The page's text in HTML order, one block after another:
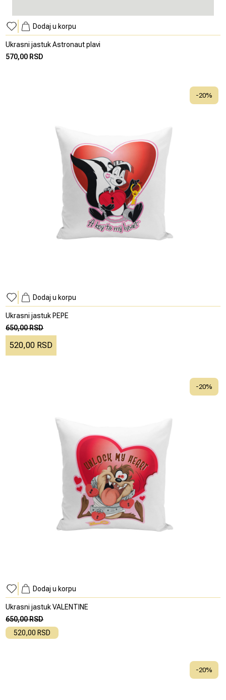
Dodaj u korpu
Ukrasni jastuk Astronaut plavi
570,00 RSD
-20%
Dodaj u korpu
Ukrasni jastuk PEPE
650,00 RSD
520,00 RSD
-20%
Dodaj u korpu
Ukrasni jastuk VALENTINE
650,00 RSD
520,00 RSD
-20%